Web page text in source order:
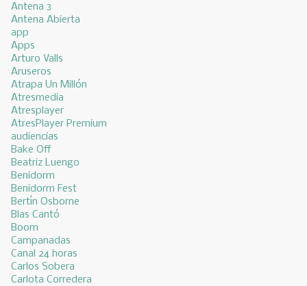
Antena 3
Antena Abierta
app
Apps
Arturo Valls
Aruseros
Atrapa Un Millón
Atresmedia
Atresplayer
AtresPlayer Premium
audiencias
Bake Off
Beatriz Luengo
Benidorm
Benidorm Fest
Bertín Osborne
Blas Cantó
Boom
Campanadas
Canal 24 horas
Carlos Sobera
Carlota Corredera